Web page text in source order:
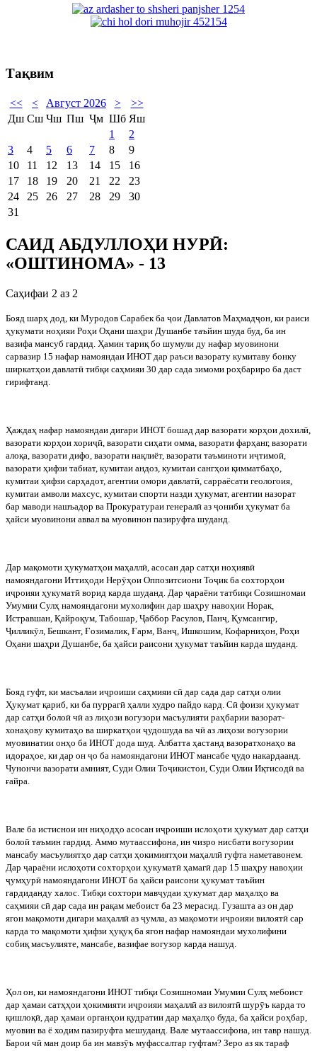
Тақвим
<< < Август 2026 >
>>
Дш Сш Чш Пш Ҷм Шб Яш
1
2
3
4 5 6 7 8
9
10
11 12 13 14 15
16
17
18 19 20 21 22
23
24
25 26 27 28 29
30
31
САИД АБДУЛЛОҲИ НУРӢ:
«ОШТИНОМА» - 13
Саҳифаи 2 аз 2
Бояд шарҳ дод ки Муродов Сарабек ба ҷои Давлатов Маҳмадҷон ки раиси
ҳукумати ноҳияи Роҳи Оҳани шаҳри Душанбе таъйин шуда буд ба ин
вазифа мансуб гардид Ҳамин тариқ бо шумули ду нафар муовинони
сарвазир 15 нафар намояндаи ИНОТ дар раъси вазорату кумитаву бонку
ширкатҳои давлатӣ тибқи саҳмияи 30 дар сада зимоми роҳбариро ба даст
гирифтанд.
Ҳаждаҳ нафар намояндаи дигари ИНОТ бошад дар вазорати корҳои дохилӣ
вазорати корҳои хориҷӣ вазорати сиҳати омма вазорати фарҳанг, вазорати
алоқа вазорати дифо вазорати нақлиёт, вазорати таъминоти иҷтимоӣ
вазорати ҳифзи табиат, кумитаи андоз кумитаи сангҳои қимматбаҳо
кумитаи ҳифзи сарҳадот, агентии омори давлатӣ сарраёсати геологоия
кумитаи амволи махсус кумитаи спорти назди ҳукумат, агентии назорат
бар маводи нашъадор ва Прокуратураи генералӣ аз ҷониби ҳукумат ба
ҳайси муовинони аввал ва муовинон пазируфта шуданд
Дар мақомоти ҳукуматҳои маҳаллӣ асосан дар сатҳи ноҳиявӣ
намояндагони Иттиҳоди Нерӯҳои Оппозитсиони Тоҷик ба сохторҳои
иҷроияи ҳукуматӣ ворид карда шуданд Дар ҷараёни татбиқи Созишномаи
Умумии Сулҳ намояндагони мухолифин дар шаҳру навоҳии Норак,
Истравшан, Қайроқум, Табошар, Ҷаббор Расулов, Панҷ , Қумсангир,
Ҷилликӯл, Бешкант, Ғозималик, Ғарм, Ванҷ , Ишкошим, Кофарниҳон, Роҳи
Оҳани шаҳри Душанбе, ба ҳайси раисони ҳукумат таъйин карда шуданд.
Бояд гуфт, ки масъалаи иҷроиши саҳмияи сӣ дар сада дар сатҳи олии
Ҳукумат қариб ки ба пуррагӣ ҳалли худро пайдо кард Сӣ фоизи ҳукумат
дар сатҳи болоӣ чӣ аз лиҳози вогузори масъулияти раҳбарии вазорат-
хонаҳову кумитаҳо ва ширкатҳои ҷудошуда ва чӣ аз лиҳози вогузории
муовинатии онҳо ба ИНОТ дода шуд. Албатта ҳастанд вазоратхонаҳо ва
идораҳое, ки дар он ҷо ба намояндагони ИНОТ мансабе ҷудо накардаанд.
Чунончи вазорати амният, Суди Олии Тоҷикистон, Суди Олии Иқтисодӣ ва
ғайра.
Вале ба истиснои ин ниҳодҳо асосан иҷроиши ислоҳоти ҳукумат дар сатҳи
болоӣ таъмин гардид Аммо мутаассифона, ин чизро нисбати вогузории
мансабу масъулиятҳо дар сатҳи ҳокимиятҳои маҳаллӣ гуфта наметавонем.
Дар ҷараёни ислоҳоти сохторҳои ҳукуматӣ ҳамагӣ дар 15 шаҳру навоҳии
ҷумҳурӣ намояндагони ИНОТ ба ҳайси раисони ҳукумат таъйин
гардиданду халос. Тибқи сохтори мавҷудаи ҳукумат дар маҳалҳо ва
саҳмияи сӣ дар сада ин рақам мебоист ба 23 мерасид. Гузашта аз он дар
ягон мақомоти дигари маҳаллӣ аз ҷумла, аз мақомоти иҷроияи вилоятӣ сар
карда то мақомоти ҳифзи ҳуқуқ ба ягон нафар намояндаи мухолифини
собиқ масъулияте, мансабе, вазифае вогузор карда нашуд.
Ҳол он ки намояндагони ИНОТ тибқи Созишномаи Умумии Сулҳ мебоист
дар ҳамаи сатҳҳои ҳокимияти иҷроияи маҳаллӣ аз вилоятӣ шурӯъ карда то
қишлоқӣ дар ҳамаи органҳои қудратии дар маҳалҳо буда ба ҳайси роҳбар
муовин ва ё ходим пазируфта мешуданд Вале мутаассифона, ин тавр нашуд.
Барои чӣ ман доир ба ин мавзӯъ муфассалтар гуфтам? Зеро аз як тараф